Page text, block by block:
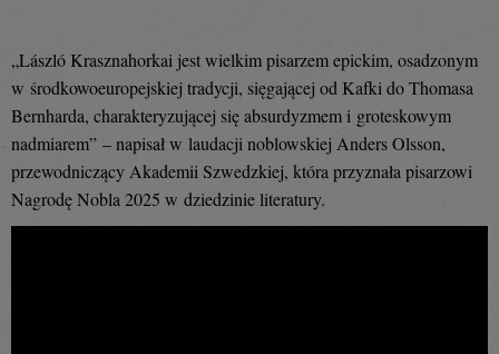
„László Krasznahorkai jest wielkim pisarzem epickim, osadzonym
w środkowoeuropejskiej tradycji, sięgającej od Kafki do Thomasa
Bernharda, charakteryzującej się absurdyzmem i groteskowym
nadmiarem” – napisał w laudacji noblowskiej Anders Olsson,
przewodniczący Akademii Szwedzkiej, która przyznała pisarzowi
Nagrodę Nobla 2025 w dziedzinie literatury.